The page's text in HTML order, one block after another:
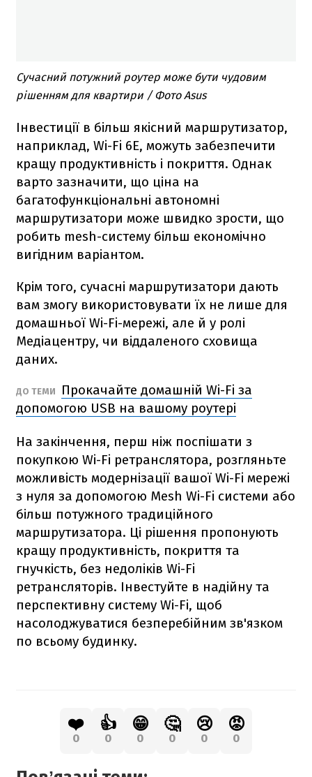
Сучасний потужний роутер може бути чудовим
рішенням для квартири / Фото Asus
Інвестиції в більш якісний маршрутизатор,
наприклад, Wi-Fi 6E, можуть забезпечити
кращу продуктивність і покриття. Однак
варто зазначити, що ціна на
багатофункціональні автономні
маршрутизатори може швидко зрости, що
робить mesh-систему більш економічно
вигідним варіантом.
Крім того, сучасні маршрутизатори дають
вам змогу використовувати їх не лише для
домашньої Wi-Fi-мережі, але й у ролі
Медіацентру, чи віддаленого сховища
даних.
ДО ТЕМИ
Прокачайте домашній Wi-Fi за
допомогою USB на вашому роутері
На закінчення, перш ніж поспішати з
покупкою Wi-Fi ретранслятора, розгляньте
можливість модернізації вашої Wi-Fi мережі
з нуля за допомогою Mesh Wi-Fi системи або
більш потужного традиційного
маршрутизатора. Ці рішення пропонують
кращу продуктивність, покриття та
гнучкість, без недоліків Wi-Fi
ретрансляторів. Інвестуйте в надійну та
перспективну систему Wi-Fi, щоб
насолоджуватися безперебійним зв'язком
по всьому будинку.
❤️
0
👍
0
😁
0
🤔
0
😢
0
😡
0